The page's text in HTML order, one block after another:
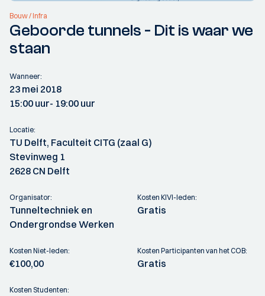
Bouw / Infra
Geboorde tunnels - Dit is waar we
staan
Wanneer:
23 mei 2018
15:00 uur- 19:00 uur
Locatie:
TU Delft, Faculteit CITG (zaal G)
Stevinweg 1
2628 CN Delft
Organisator:
Tunneltechniek en
Ondergrondse Werken
Kosten KIVI-leden:
Gratis
Kosten Niet-leden:
€100,00
Kosten Participanten van het COB:
Gratis
Kosten Studenten: